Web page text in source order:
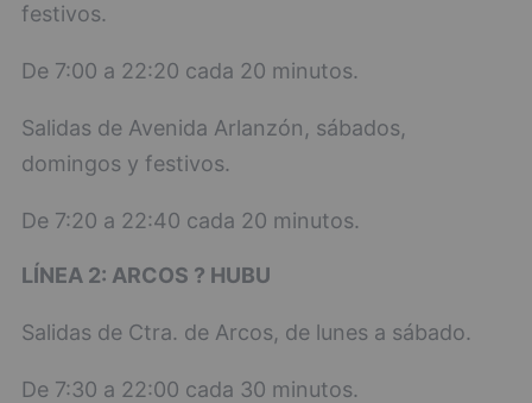
festivos.
De 7:00 a 22:20 cada 20 minutos.
Salidas de Avenida Arlanzón, sábados,
domingos y festivos.
De 7:20 a 22:40 cada 20 minutos.
LÍNEA 2: ARCOS ? HUBU
Salidas de Ctra. de Arcos, de lunes a sábado.
De 7:30 a 22:00 cada 30 minutos.